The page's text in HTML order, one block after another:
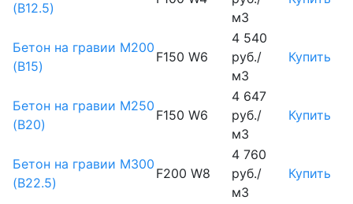
(B12.5)
м3
Бетон на гравии М200
(B15)
F150 W6
4 540
руб./
м3
Купить
Бетон на гравии М250
(B20)
F150 W6
4 647
руб./
м3
Купить
Бетон на гравии М300
(B22.5)
F200 W8
4 760
руб./
м3
Купить